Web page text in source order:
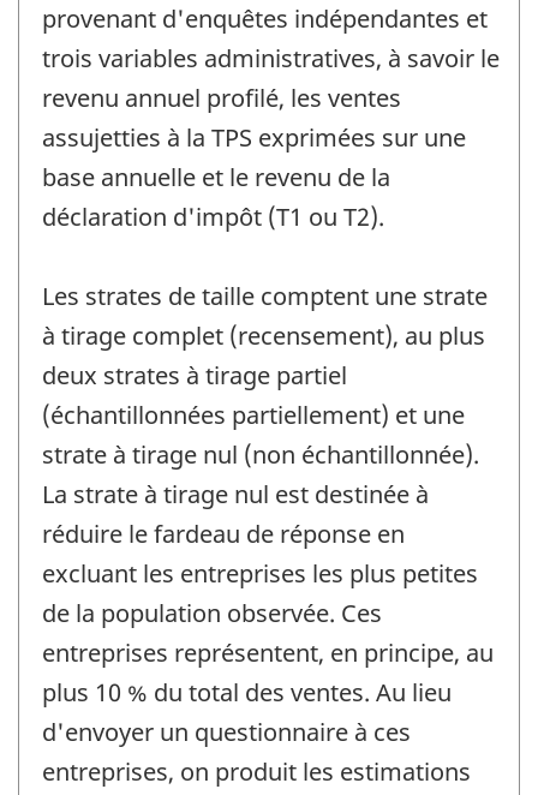
provenant d'enquêtes indépendantes et
trois variables administratives, à savoir le
revenu annuel profilé, les ventes
assujetties à la TPS exprimées sur une
base annuelle et le revenu de la
déclaration d'impôt (T1 ou T2).
Les strates de taille comptent une strate
à tirage complet (recensement), au plus
deux strates à tirage partiel
(échantillonnées partiellement) et une
strate à tirage nul (non échantillonnée).
La strate à tirage nul est destinée à
réduire le fardeau de réponse en
excluant les entreprises les plus petites
de la population observée. Ces
entreprises représentent, en principe, au
plus 10 % du total des ventes. Au lieu
d'envoyer un questionnaire à ces
entreprises, on produit les estimations